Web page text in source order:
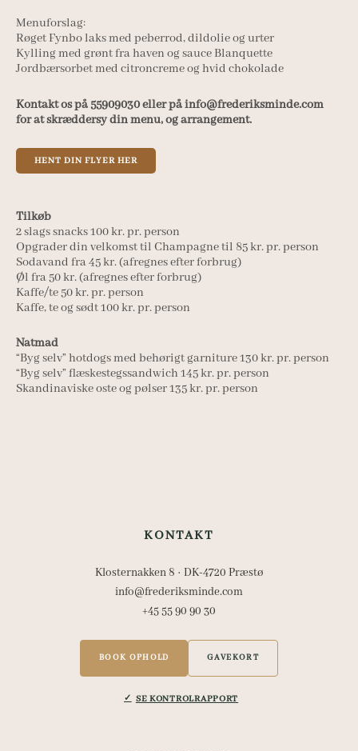
Menuforslag:
Røget Fynbo laks med peberrod, dildolie og urter
Kylling med grønt fra haven og sauce Blanquette
Jordbærsorbet med citroncreme og hvid chokolade
Kontakt os på 55909030 eller på info@frederiksminde.com
for at skræddersy din menu, og arrangement.
HENT DIN FLYER HER
Tilkøb
2 slags snacks 100 kr. pr. person
Opgrader din velkomst til Champagne til 85 kr. pr. person
Sodavand fra 45 kr. (afregnes efter forbrug)
Øl fra 50 kr. (afregnes efter forbrug)
Kaffe/te 50 kr. pr. person
Kaffe, te og sødt 100 kr. pr. person
Natmad
“Byg selv” hotdogs med behørigt garniture 130 kr. pr. person
“Byg selv” flæskestegssandwich 145 kr. pr. person
Skandinaviske oste og pølser 135 kr. pr. person
KONTAKT
Klosternakken 8 · DK-4720 Præstø
info@frederiksminde.com
+45 55 90 90 30
BOOK OPHOLD GAVEKORT
SE KONTROLRAPPORT